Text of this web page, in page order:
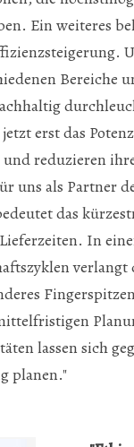
Ein weiteres
Bereiche
erst das
und reduzieren
uns als Partner
das
In
verlangt
lassen sich
planen."